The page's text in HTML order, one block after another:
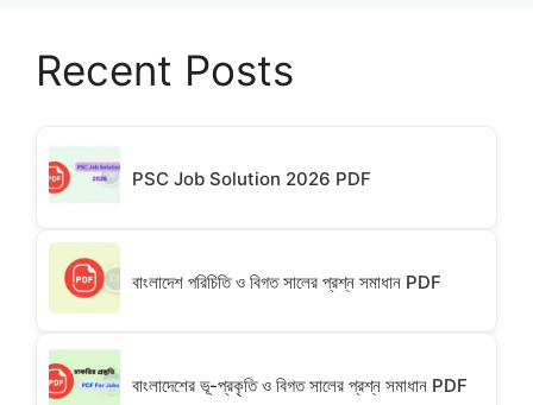
Recent Posts
PSC Job Solution 2026 PDF
বাংলাদেশ পরিচিতি ও বিগত সালের প্রশ্ন সমাধান PDF
বাংলাদেশের ভূ-প্রকৃতি ও বিগত সালের প্রশ্ন সমাধান PDF